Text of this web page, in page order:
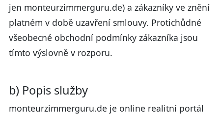
jen monteurzimmerguru.de) a zákazníky ve znění
platném v době uzavření smlouvy. Protichůdné
všeobecné obchodní podmínky zákazníka jsou
tímto výslovně v rozporu.
b) Popis služby
monteurzimmerguru.de je online realitní portál